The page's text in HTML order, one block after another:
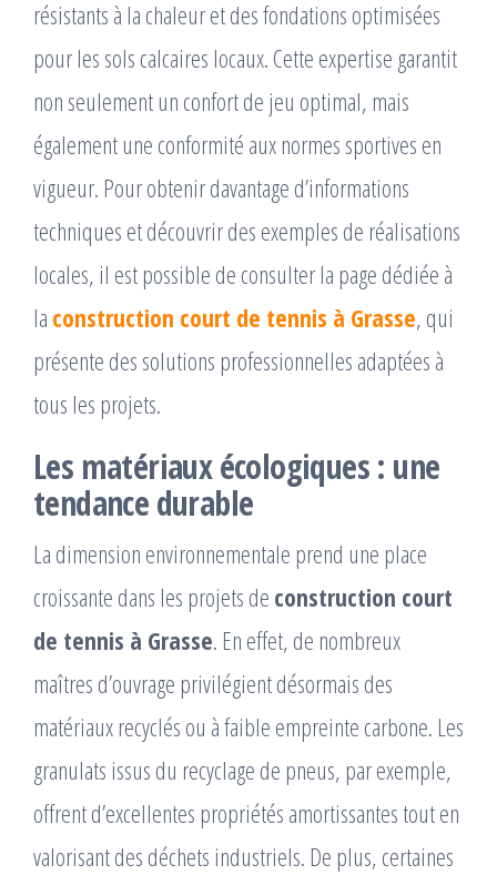
résistants à la chaleur et des fondations optimisées
pour les sols calcaires locaux. Cette expertise garantit
non seulement un confort de jeu optimal, mais
également une conformité aux normes sportives en
vigueur. Pour obtenir davantage d’informations
techniques et découvrir des exemples de réalisations
locales, il est possible de consulter la page dédiée à
la construction court de tennis à Grasse, qui
présente des solutions professionnelles adaptées à
tous les projets.
Les matériaux écologiques : une
tendance durable
La dimension environnementale prend une place
croissante dans les projets de construction court
de tennis à Grasse. En effet, de nombreux
maîtres d’ouvrage privilégient désormais des
matériaux recyclés ou à faible empreinte carbone. Les
granulats issus du recyclage de pneus, par exemple,
offrent d’excellentes propriétés amortissantes tout en
valorisant des déchets industriels. De plus, certaines